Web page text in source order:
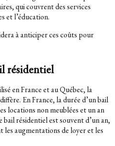
qui couvrent des services
et l’éducation.
à anticiper ces coûts pour
résidentiel
en France et au Québec, la
En France, la durée d’un bail
locations non meublées et un an
résidentiel est souvent d’un an,
les augmentations de loyer et les